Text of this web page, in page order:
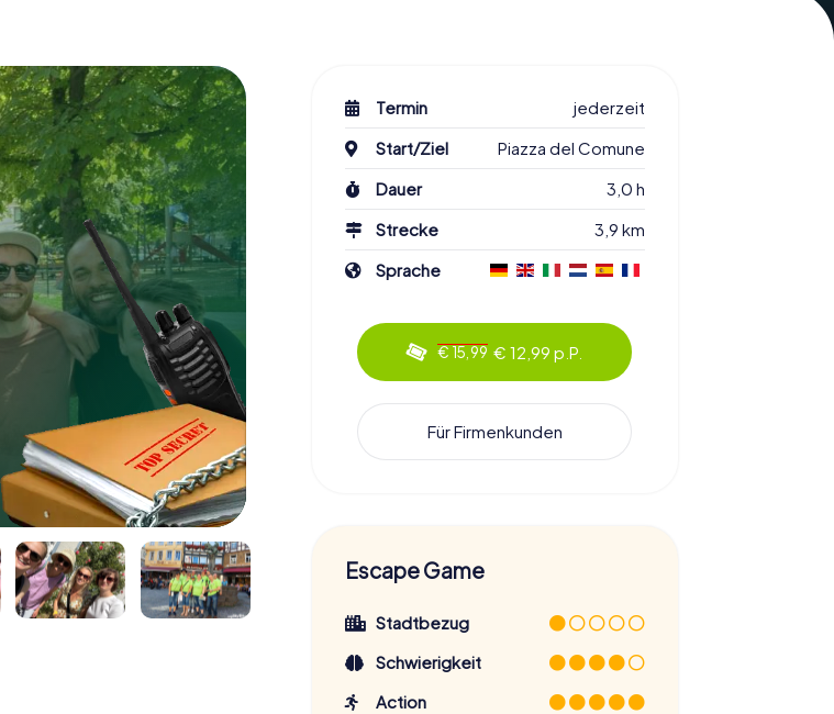
Termin
jederzeit
Start/Ziel
Piazza del Comune
Dauer
3,0 h
Strecke
3,9 km
Sprache
€ 15,99 € 12,99 p.P.
Für Firmenkunden
Escape Game
Stadtbezug
Schwierigkeit
Action